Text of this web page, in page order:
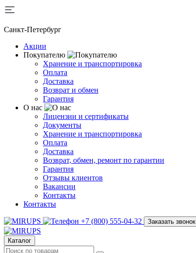
Санкт-Петербург
Акции
Покупателю
Хранение и транспортировка
Оплата
Доставка
Возврат и обмен
Гарантия
О нас
Лицензии и сертификаты
Документы
Хранение и транспортировка
Оплата
Доставка
Возврат, обмен, ремонт по гарантии
Гарантия
Отзывы клиентов
Вакансии
Контакты
Контакты
+7 (800) 555-04-32 Заказать звонок
Каталог